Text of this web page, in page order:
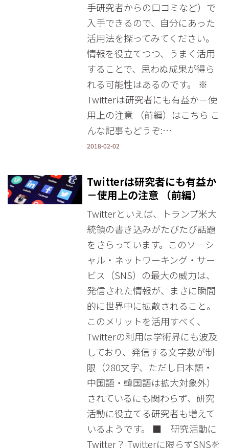
手研究者からの口コミなど）で
入手できるので、自分にあった
活用法を探ってみてください。
情報を役立てつつ、うまく活用
することで、思わぬ成果が得ら
れる可能性はあるのです。 ※
Twitterは研究者にも有益か－使
用上の注意 （前編）はこちら こ
んな記事もどうぞ:…
2018-02-02
Twitterは研究者にも有益か
－使用上の注意 （前編）
Twitterといえば、トランプ米大
統領の書き込みがたびたび話題
をさらっています。このソーシ
ャル・ネットワーキング・サー
ビス（SNS）の最大の威力は、
発信された情報が、まさに瞬間
的に世界中に拡散されること。
このメリットを活用すべく、
Twitterの利用は学術界にも波及
しており、発信する文字数が制
限（280文字、ただし日本語・
中国語・韓国語は拡大対象外）
されているにも関わらず、研究
活動に役立てる研究者も増えて
いるようです。 ■ 研究活動に
Twitter？ Twitterに限らずSNSを